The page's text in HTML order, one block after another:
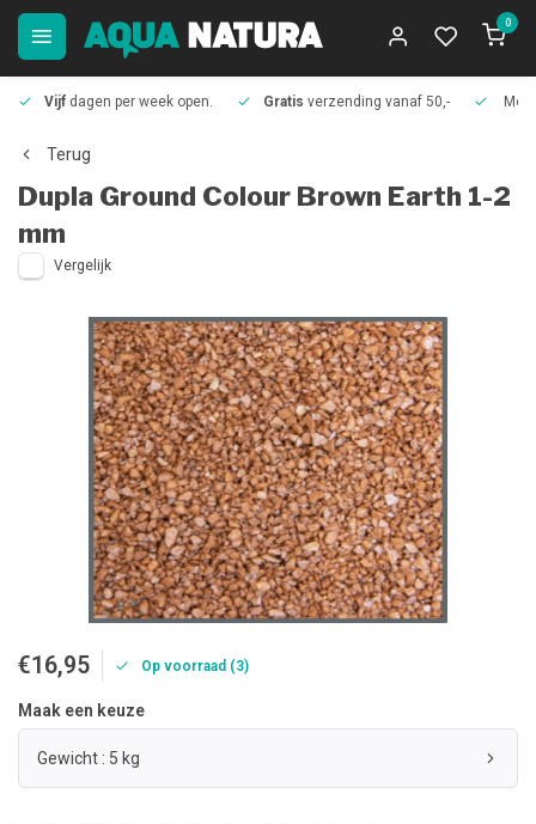
0
Vijf dagen per week open. Gratis verzending vanaf 50,-
Terug
Dupla Ground Colour Brown Earth 1-2
mm
Vergelijk
€16,95 Op voorraad (3)
Maak een keuze
Gewicht : 5 kg